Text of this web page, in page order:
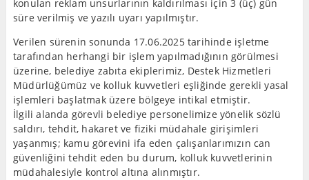
konulan reklam unsurlarının kaldırılması için 3 (üç) gün
süre verilmiş ve yazılı uyarı yapılmıştır.
Verilen sürenin sonunda 17.06.2025 tarihinde işletme
tarafından herhangi bir işlem yapılmadığının görülmesi
üzerine, belediye zabıta ekiplerimiz, Destek Hizmetleri
Müdürlüğümüz ve kolluk kuvvetleri eşliğinde gerekli yasal
işlemleri başlatmak üzere bölgeye intikal etmiştir.
İlgili alanda görevli belediye personelimize yönelik sözlü
saldırı, tehdit, hakaret ve fiziki müdahale girişimleri
yaşanmış; kamu görevini ifa eden çalışanlarımızın can
güvenliğini tehdit eden bu durum, kolluk kuvvetlerinin
müdahalesiyle kontrol altına alınmıştır.